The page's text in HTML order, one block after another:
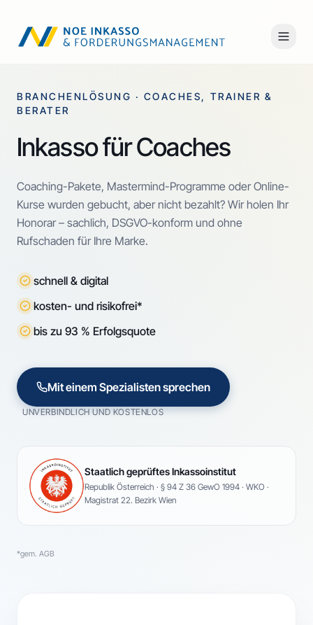
BRANCHENLÖSUNG · COACHES, TRAINER &
BERATER
Inkasso für Coaches
Coaching-Pakete, Mastermind-Programme oder Online-
Kurse wurden gebucht, aber nicht bezahlt? Wir holen Ihr
Honorar – sachlich, DSGVO-konform und ohne
Rufschaden für Ihre Marke.
schnell & digital
kosten- und risikofrei*
bis zu 93 % Erfolgsquote
Mit einem Spezialisten sprechen
UNVERBINDLICH UND KOSTENLOS
Staatlich geprüftes Inkassoinstitut
Republik Österreich · § 94 Z 36 GewO 1994 · WKO ·
Magistrat 22. Bezirk Wien
*gem. AGB